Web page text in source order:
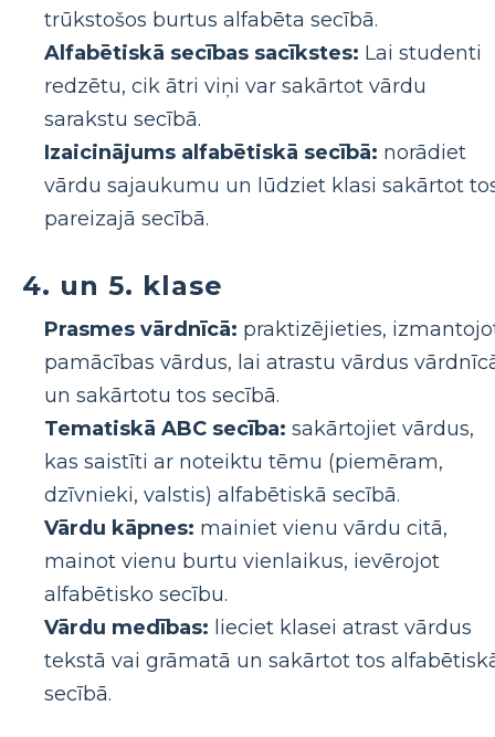
trūkstošos burtus alfabēta secībā.
Alfabētiskā secības sacīkstes: Lai studenti
redzētu, cik ātri viņi var sakārtot vārdu
sarakstu secībā.
Izaicinājums alfabētiskā secībā: norādiet
vārdu sajaukumu un lūdziet klasi sakārtot
pareizajā secībā.
4. un 5. klase
Prasmes vārdnīcā: praktizējieties,
pamācības vārdus, lai atrastu vārdus
un sakārtotu tos secībā.
Tematiskā ABC secība: sakārtojiet vārdus,
kas saistīti ar noteiktu tēmu (piemēram,
dzīvnieki, valstis) alfabētiskā secībā.
Vārdu kāpnes: mainiet vienu vārdu citā,
mainot vienu burtu vienlaikus, ievērojot
alfabētisko secību.
Vārdu medības: lieciet klasei atrast vārdus
tekstā vai grāmatā un sakārtot tos
secībā.